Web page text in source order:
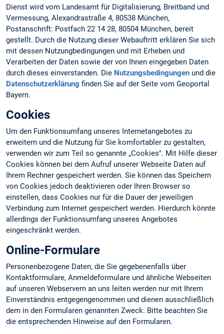
Dienst wird vom Landesamt für Digitalisierung, Breitband und
Vermessung, Alexandrastraße 4, 80538 München,
Postanschrift: Postfach 22 14 28, 80504 München, bereit
gestellt. Durch die Nutzung dieser Webauftritt erklären Sie sich
mit dessen Nutzungbedingungen und mit Erheben und
Verarbeiten der Daten sowie der von Ihnen eingegeben Daten
durch dieses einverstanden. Die Nutzungsbedingungen und die
Datenschutzerklärung finden Sie auf der Seite vom Geoportal
Bayern.
Cookies
Um den Funktionsumfang unseres Internetangebotes zu
erweitern und die Nutzung für Sie komfortabler zu gestalten,
verwenden wir zum Teil so genannte „Cookies". Mit Hilfe dieser
Cookies können bei dem Aufruf unserer Webseite Daten auf
Ihrem Rechner gespeichert werden. Sie können das Speichern
von Cookies jedoch deaktivieren oder Ihren Browser so
einstellen, dass Cookies nur für die Dauer der jeweiligen
Verbindung zum Internet gespeichert werden. Hierdurch könnte
allerdings der Funktionsumfang unseres Angebotes
eingeschränkt werden.
Online-Formulare
Personenbezogene Daten, die Sie gegebenenfalls über
Kontaktformulare, Anmeldeformulare und ähnliche Webseiten
auf unseren Webservern an uns leiten werden nur mit Ihrem
Einverständnis entgegengenommen und dienen ausschließlich
dem in den Formularen genannten Zweck. Bitte beachten Sie
die entsprechenden Hinweise auf den Formularen.